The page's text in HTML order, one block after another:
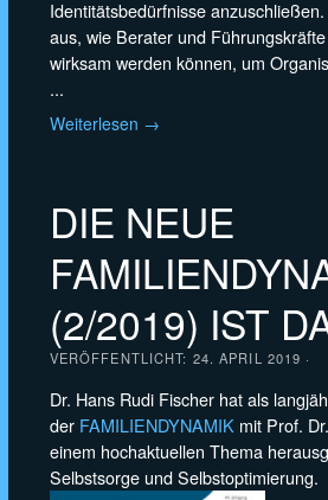
Identitätsbedürfnisse
aus, wie Berater und
wirksam werden können, um
...
Weiterlesen →
DIE NEUE
(2/2019) IST
VERÖFFENTLICHT: 24. APRIL 2019 ·
Dr. Hans Rudi Fischer hat als
der FAMILIENDYNAMIK mit Prof.
einem hochaktuellen Thema
Selbstsorge und Selbstoptimierung.